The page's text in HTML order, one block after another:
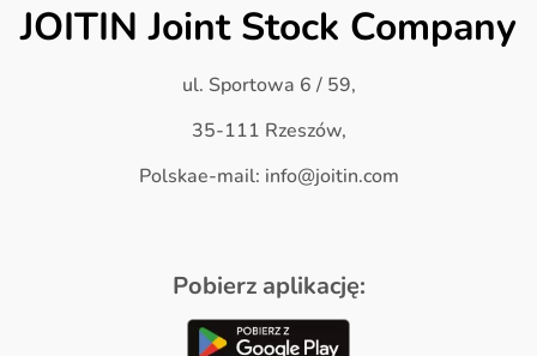
JOITIN Joint Stock Company
ul. Sportowa 6 / 59,
35-111 Rzeszów,
Polskae-mail: info@joitin.com
Pobierz aplikację: